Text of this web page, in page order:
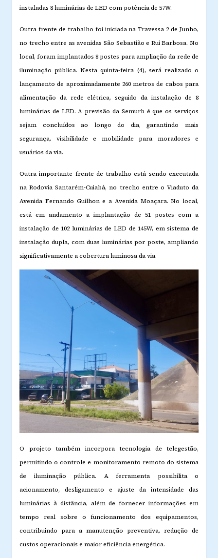
instaladas 8 luminárias de LED com potência de 57W.
Outra frente de trabalho foi iniciada na Travessa 2 de Junho,
no trecho entre as avenidas São Sebastião e Rui Barbosa. No
local, foram implantados 8 postes para ampliação da rede de
iluminação pública. Nesta quinta-feira (4), será realizado o
lançamento de aproximadamente 260 metros de cabos para
alimentação da rede elétrica, seguido da instalação de 8
luminárias de LED. A previsão da Semurb é que os serviços
sejam concluídos ao longo do dia, garantindo mais
segurança, visibilidade e mobilidade para moradores e
usuários da via.
Outra importante frente de trabalho está sendo executada
na Rodovia Santarém-Cuiabá, no trecho entre o Viaduto da
Avenida Fernando Guilhon e a Avenida Moaçara. No local,
está em andamento a implantação de 51 postes com a
instalação de 102 luminárias de LED de 145W, em sistema de
instalação dupla, com duas luminárias por poste, ampliando
significativamente a cobertura luminosa da via.
O projeto também incorpora tecnologia de telegestão,
permitindo o controle e monitoramento remoto do sistema
de iluminação pública. A ferramenta possibilita o
acionamento, desligamento e ajuste da intensidade das
luminárias à distância, além de fornecer informações em
tempo real sobre o funcionamento dos equipamentos,
contribuindo para a manutenção preventiva, redução de
custos operacionais e maior eficiência energética.